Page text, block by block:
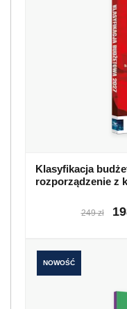
Klasyfikacja
rozporządzenie z
249 zł
NOWOŚĆ